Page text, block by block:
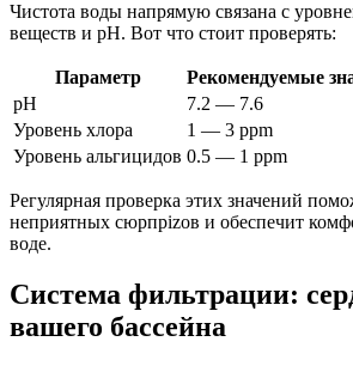
Чистота воды напрямую связана с
веществ и pH. Вот что стоит проверять:
Параметр
Рекомендуемые
pH
7.2 — 7.6
Уровень хлора
1 — 3 ppm
Уровень альгицидов 0.5 — 1 ppm
Регулярная проверка этих значений
неприятных сюрпрizов и обеспечит
воде.
Система фильтрации:
вашего бассейна